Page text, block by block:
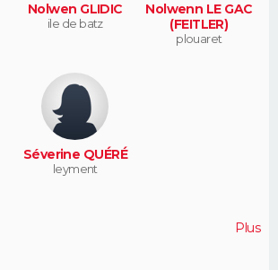
Nolwen GLIDIC
ile de batz
Nolwenn LE GAC
(FEITLER)
plouaret
Séverine QUÉRÉ
leyment
Plus